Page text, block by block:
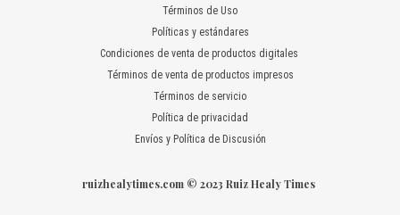
Términos de Uso
Políticas y estándares
Condiciones de venta de productos digitales
Términos de venta de productos impresos
Términos de servicio
Política de privacidad
Envíos y Política de Discusión
ruizhealytimes.com © 2023 Ruiz Healy Times